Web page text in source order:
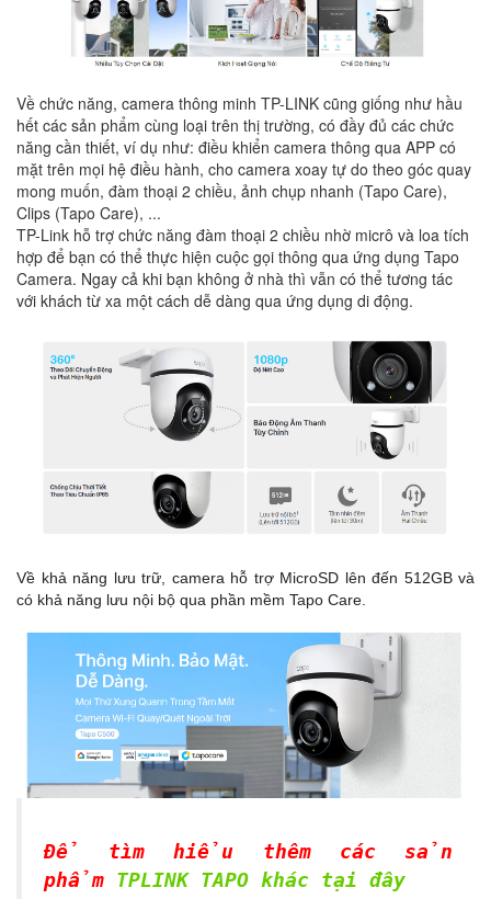
Về chức năng, camera thông minh TP-LINK cũng giống như hầu
hết các sản phẩm cùng loại trên thị trường, có đầy đủ các chức
năng cần thiết, ví dụ như: điều khiển camera thông qua APP có
mặt trên mọi hệ điều hành, cho camera xoay tự do theo góc quay
mong muốn, đàm thoại 2 chiều, ảnh chụp nhanh (Tapo Care),
Clips (Tapo Care), ...
TP-Link hỗ trợ chức năng đàm thoại 2 chiều nhờ micrô và loa tích
hợp để bạn có thể thực hiện cuộc gọi thông qua ứng dụng Tapo
Camera. Ngay cả khi bạn không ở nhà thì vẫn có thể tương tác
với khách từ xa một cách dễ dàng qua ứng dụng di động.
Về khả năng lưu trữ, camera hỗ trợ MicroSD lên đến 512GB và
có khả năng lưu nội bộ qua phần mềm Tapo Care.
Để tìm hiểu thêm các sản
phẩm TPLINK TAPO khác tại đây